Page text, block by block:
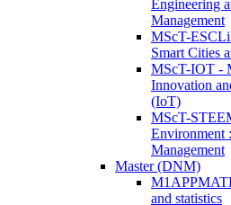
Engineering
Management
MScT-
Smart Cities
MScT-IOT -
Innovation
(IoT)
MScT-
Environment
Management
Master (DNM)
and statistics